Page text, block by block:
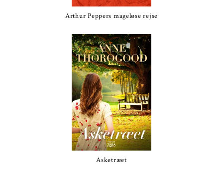
Arthur Peppers mageløse rejse
Asketræet